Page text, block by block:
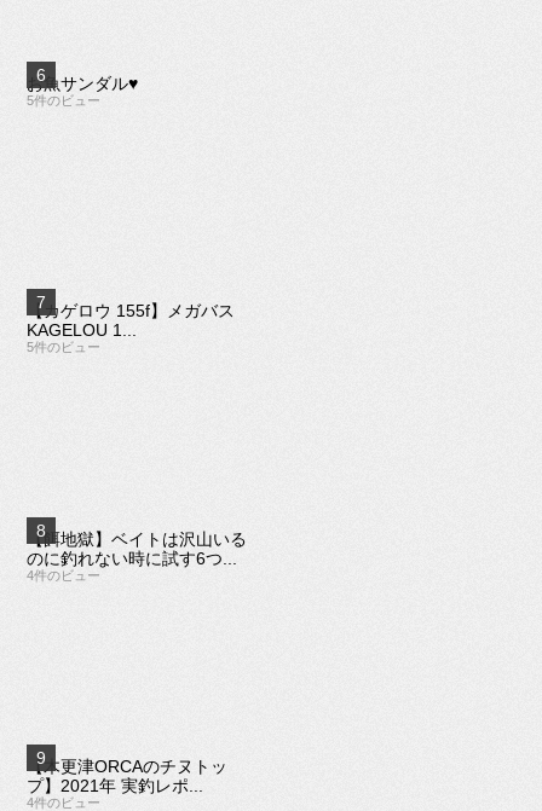
お魚サンダル♥️
5件のビュー
【カゲロウ 155f】メガバス
KAGELOU 1...
5件のビュー
【餌地獄】ベイトは沢山いる
のに釣れない時に試す6つ...
4件のビュー
【木更津ORCAのチヌトッ
プ】2021年 実釣レポ...
4件のビュー